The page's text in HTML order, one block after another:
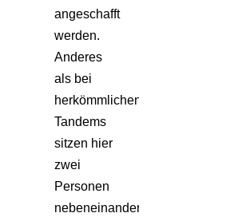
angeschafft
werden.
Anderes
als bei
herkömmlichen
Tandems
sitzen hier
zwei
Personen
nebeneinander.